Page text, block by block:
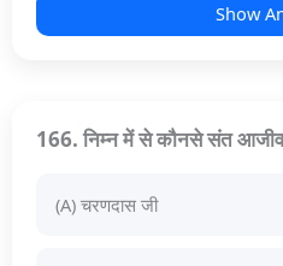
Show
166. निम्न में से कौनसे संत
(A) चरणदास जी